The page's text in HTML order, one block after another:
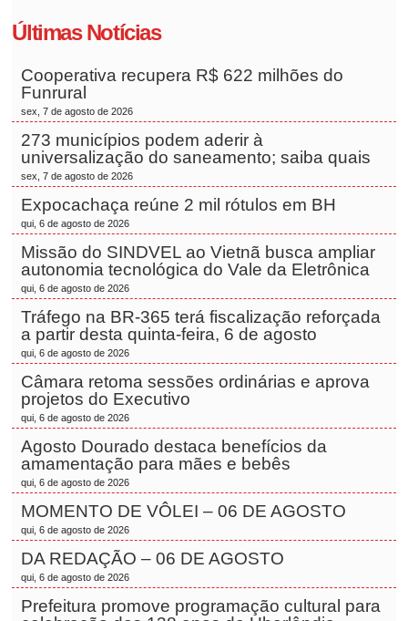
Últimas Notícias
Cooperativa recupera R$ 622 milhões do
Funrural
sex, 7 de agosto de 2026
273 municípios podem aderir à
universalização do saneamento; saiba quais
sex, 7 de agosto de 2026
Expocachaça reúne 2 mil rótulos em BH
qui, 6 de agosto de 2026
Missão do SINDVEL ao Vietnã busca ampliar
autonomia tecnológica do Vale da Eletrônica
qui, 6 de agosto de 2026
Tráfego na BR-365 terá fiscalização reforçada
a partir desta quinta-feira, 6 de agosto
qui, 6 de agosto de 2026
Câmara retoma sessões ordinárias e aprova
projetos do Executivo
qui, 6 de agosto de 2026
Agosto Dourado destaca benefícios da
amamentação para mães e bebês
qui, 6 de agosto de 2026
MOMENTO DE VÔLEI – 06 DE AGOSTO
qui, 6 de agosto de 2026
DA REDAÇÃO – 06 DE AGOSTO
qui, 6 de agosto de 2026
Prefeitura promove programação cultural para